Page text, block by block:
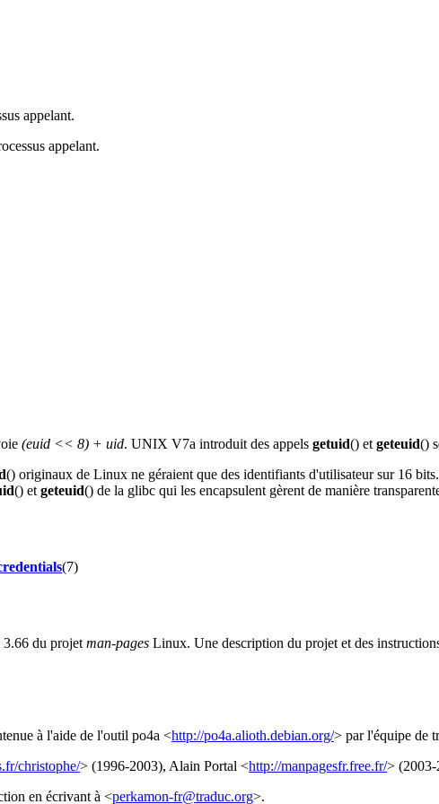
appelant.
appelant.
(euid << 8) + uid. UNIX V7a introduit des appels getuid() et geteuid()
() originaux de Linux ne géraient que des identifiants d'utilisateur sur 16
() et geteuid() de la glibc qui les encapsulent gèrent de manière
(7)
3.66 du projet man-pages Linux. Une description du projet et des
à l'aide de l'outil po4a <http://po4a.alioth.debian.org/> par l'équipe de
christophe/> (1996-2003), Alain Portal <http://manpagesfr.free.fr/> (2003-
en écrivant à <perkamon-fr@traduc.org>.